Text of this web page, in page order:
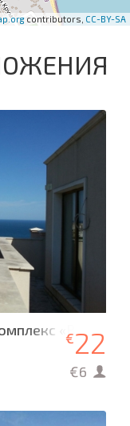
contributors, CC-BY-SA
«Вилла
€22
€6